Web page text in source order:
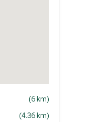
(6 km)
(4.36 km)